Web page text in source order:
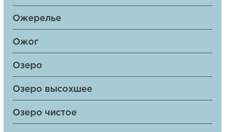
Ожерелье
Ожог
Озеро
Озеро высохшее
Озеро чистое